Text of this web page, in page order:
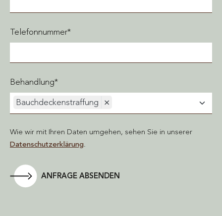
Telefonnummer*
Behandlung*
Bauchdeckenstraffung ×
Wie wir mit Ihren Daten umgehen, sehen Sie in unserer
Datenschutzerklärung
ANFRAGE ABSENDEN